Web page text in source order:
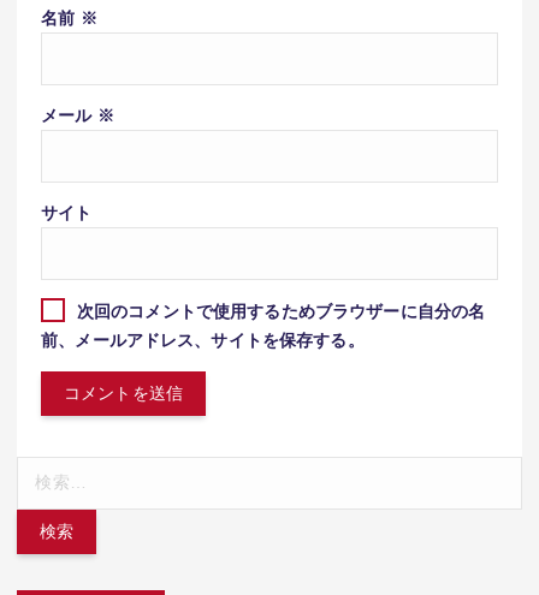
名前 ※
メール ※
サイト
次回のコメントで使用するためブラウザーに自分の名
前、メールアドレス、サイトを保存する。